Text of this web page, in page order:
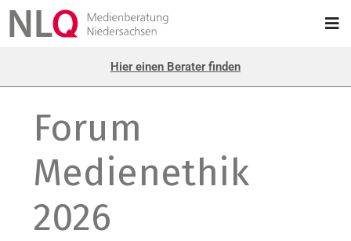
Hier einen Berater finden
Forum
Medienethik
2026